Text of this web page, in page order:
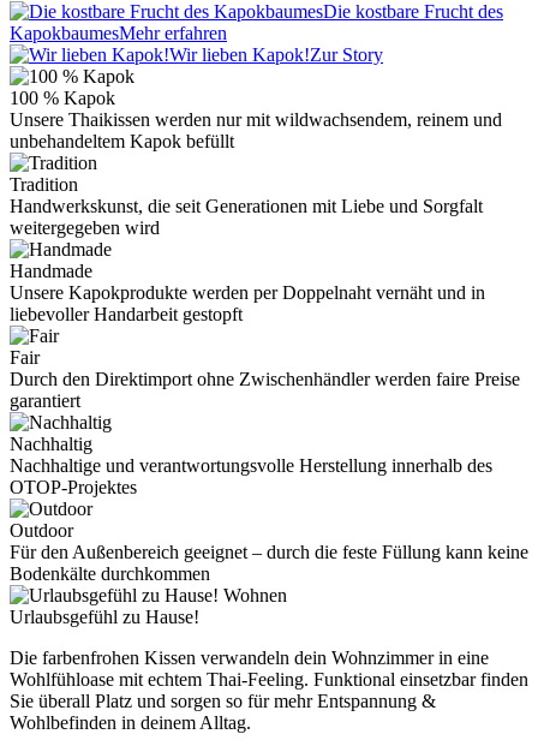
Die kostbare Frucht des
KapokbaumesMehr erfahren
Wir lieben Kapok!Zur Story
100 % Kapok
Unsere Thaikissen werden nur mit wildwachsendem, reinem und
unbehandeltem Kapok befüllt
Tradition
Handwerkskunst, die seit Generationen mit Liebe und Sorgfalt
weitergegeben wird
Handmade
Unsere Kapokprodukte werden per Doppelnaht vernäht und in
liebevoller Handarbeit gestopft
Fair
Durch den Direktimport ohne Zwischenhändler werden faire Preise
garantiert
Nachhaltig
Nachhaltige und verantwortungsvolle Herstellung innerhalb des
OTOP-Projektes
Outdoor
Für den Außenbereich geeignet – durch die feste Füllung kann keine
Bodenkälte durchkommen
Wohnen
Urlaubsgefühl zu Hause!
Die farbenfrohen Kissen verwandeln dein Wohnzimmer in eine
Wohlfühloase mit echtem Thai-Feeling. Funktional einsetzbar finden
Sie überall Platz und sorgen so für mehr Entspannung &
Wohlbefinden in deinem Alltag.